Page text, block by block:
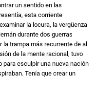
un sentido en las
esta corriente
la locura, la vergüenza
durante dos guerras
trampa más recurrente de al
de la mente racional, tuvo
esculpir una nueva nación
Tenía que crear un